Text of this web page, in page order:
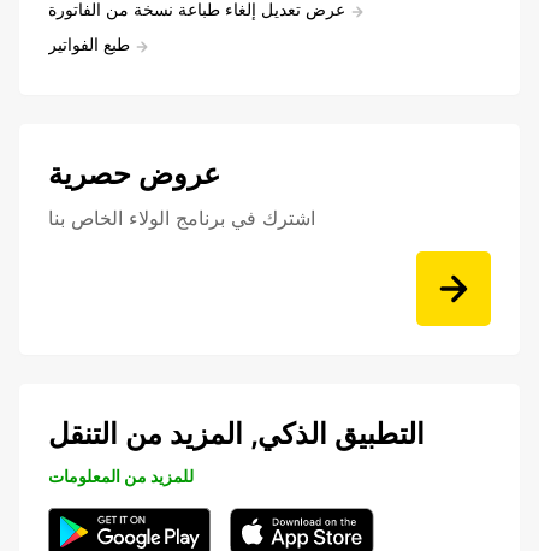
عرض تعديل إلغاء طباعة نسخة من الفاتورة
طبع الفواتير
عروض حصرية
اشترك في برنامج الولاء الخاص بنا
التطبيق الذكي, المزيد من التنقل
للمزيد من المعلومات